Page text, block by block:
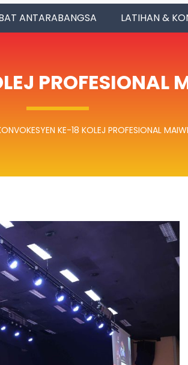
ANTARABANGSA LATIHAN &
KE-18 KOLEJ PROFESIONAL